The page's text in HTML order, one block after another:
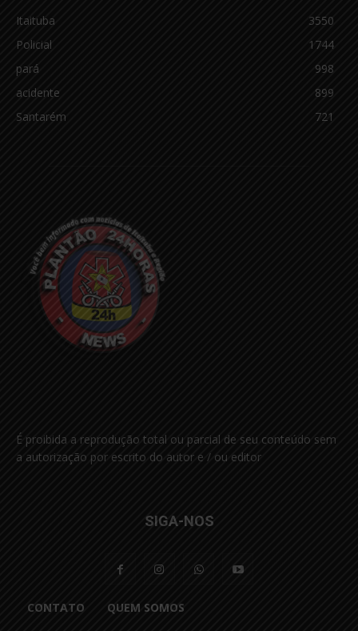
Itaituba
3550
Policial
1744
pará
998
acidente
899
Santarém
721
É proibida a reprodução total ou parcial de seu conteúdo sem
a autorização por escrito do autor e / ou editor
SIGA-NOS
CONTATO QUEM SOMOS